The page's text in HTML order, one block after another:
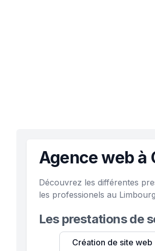
Agence web à
Découvrez les différentes
les professionels au
Les prestations de
Création de site web